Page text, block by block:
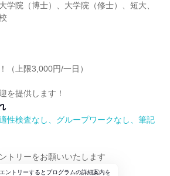
学院（博士）、大学院（修士）、短大、
（上限3,000円/一日）
を提供します！
性検査なし、グループワークなし、筆記
トリーをお願いいたします
エントリーするとプログラムの詳細案内を